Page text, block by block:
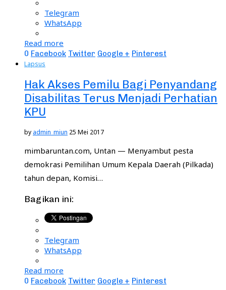
Telegram
WhatsApp
Read more
0 Facebook Twitter Google + Pinterest
Lapsus
Hak Akses Pemilu Bagi Penyandang
Disabilitas Terus Menjadi Perhatian
KPU
by admin_miun 25 Mei 2017
mimbaruntan.com, Untan — Menyambut pesta
demokrasi Pemilihan Umum Kepala Daerah (Pilkada)
tahun depan, Komisi…
Bagikan ini:
Telegram
WhatsApp
Read more
0 Facebook Twitter Google + Pinterest